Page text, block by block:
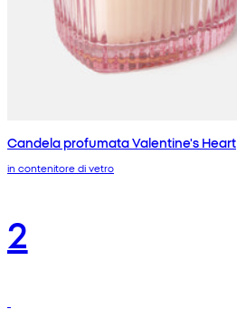
Candela profumata Valentine's Heart
in contenitore di vetro
2